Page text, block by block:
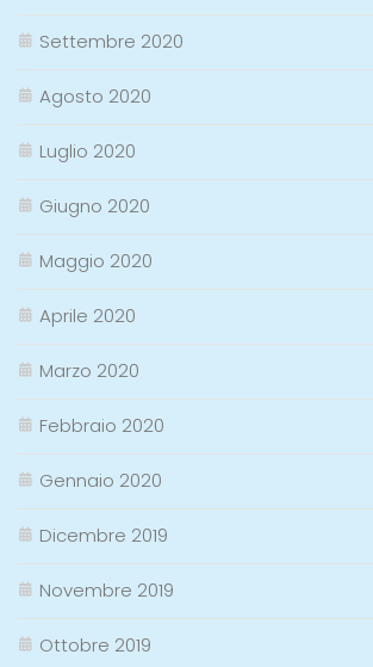
Settembre 2020
Agosto 2020
Luglio 2020
Giugno 2020
Maggio 2020
Aprile 2020
Marzo 2020
Febbraio 2020
Gennaio 2020
Dicembre 2019
Novembre 2019
Ottobre 2019